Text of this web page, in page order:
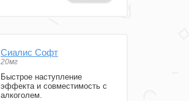
Сиалис Софт
20мг
Быстрое наступление
эффекта и совместимость с
алкоголем.